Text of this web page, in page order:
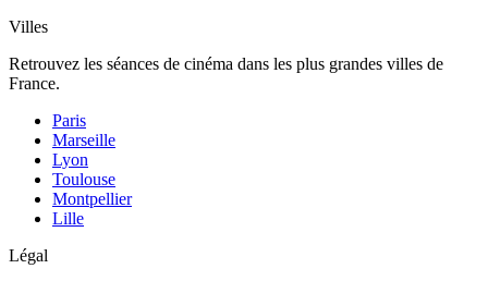
Villes
Retrouvez les séances de cinéma dans les plus grandes villes de
France.
Paris
Marseille
Lyon
Toulouse
Montpellier
Lille
Légal